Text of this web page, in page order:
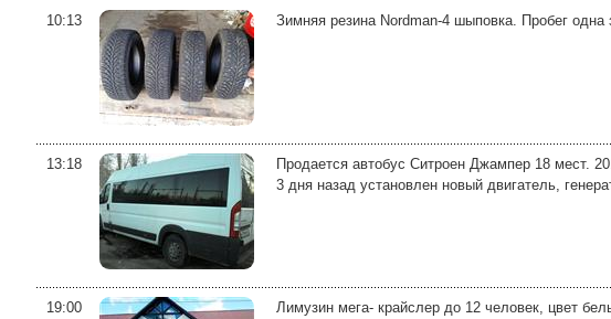
10:13 Зимняя резина Nordman-4 шыповка. Пробег одна
13:18
Продается автобус Ситроен Джампер 18 мест.
3 дня назад установлен новый двигатель,
19:00
Лимузин мега- крайслер до 12 человек, цвет